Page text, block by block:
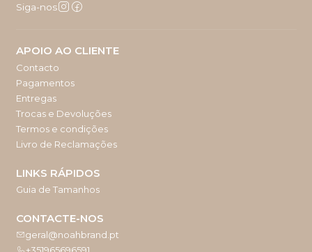
Siga-nos
APOIO AO CLIENTE
Contacto
Pagamentos
Entregas
Trocas e Devoluções
Termos e condições
Livro de Reclamações
LINKS RÁPIDOS
Guia de Tamanhos
CONTACTE-NOS
geral@noahbrand.pt